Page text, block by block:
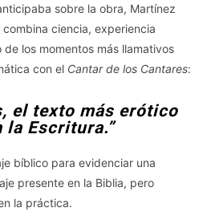
sobre la obra, Martínez
ciencia, experiencia
los momentos más llamativos
con el Cantar de los Cantares:
el texto más erótico
la Escritura.”
bíblico para evidenciar una
presente en la Biblia, pero
la práctica.